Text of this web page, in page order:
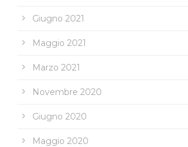
Giugno 2021
Maggio 2021
Marzo 2021
Novembre 2020
Giugno 2020
Maggio 2020